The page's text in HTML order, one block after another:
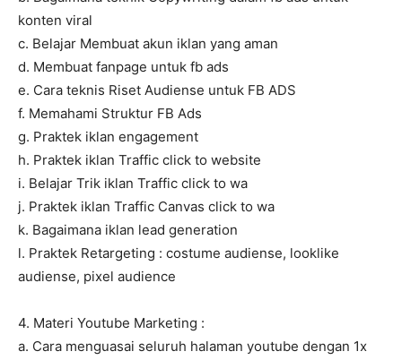
konten viral
c. Belajar Membuat akun iklan yang aman
d. Membuat fanpage untuk fb ads
e. Cara teknis Riset Audiense untuk FB ADS
f. Memahami Struktur FB Ads
g. Praktek iklan engagement
h. Praktek iklan Traffic click to website
i. Belajar Trik iklan Traffic click to wa
j. Praktek iklan Traffic Canvas click to wa
k. Bagaimana iklan lead generation
l. Praktek Retargeting : costume audiense, looklike
audiense, pixel audience
4. Materi Youtube Marketing :
a. Cara menguasai seluruh halaman youtube dengan 1x